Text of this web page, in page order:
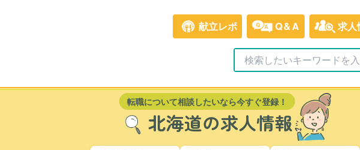
献立レポ Q&A 求人
転職について相談したいなら今すぐ登録！
北海道の求人情報